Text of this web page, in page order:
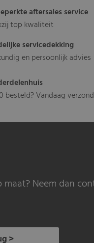
aftersales service
top kwaliteit
servicedekking
en persoonlijk advies
besteld? Vandaag
maat? Neem dan
>